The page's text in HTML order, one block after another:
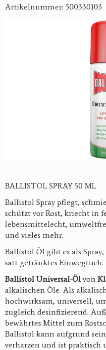
Artikelnummer: 500330103
BALLISTOL SPRAY 50 ML
Ballistol Spray pflegt,
schützt vor Rost, kriecht in
lebensmittelecht,
und vieles mehr.
Ballistol Öl gibt es als Spray,
satt getränktes Einwegtuch.
Ballistol Universal-Öl von
alkalischen Öle. Als
hochwirksam, universell,
zugleich desinfizierend.
bewährtes Mittel zum
Ballistol kann aufgrund
verharzen und ist praktisch